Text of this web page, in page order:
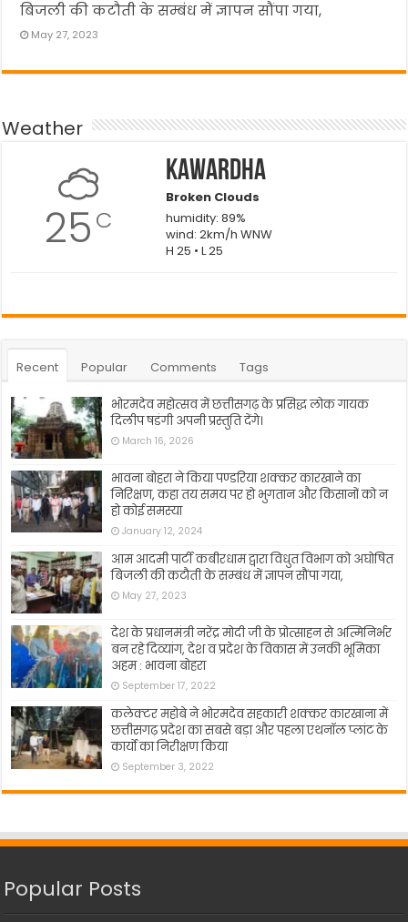
बिजली की कटौती के सम्बंध में ज्ञापन सौंपा गया,
May 27, 2023
Weather
25 C
Kawardha
Broken Clouds
humidity: 89%
wind: 2km/h WNW
H 25 • L 25
Recent Popular Comments Tags
भोरमदेव महोत्सव में छत्तीसगढ़ के प्रसिद्ध लोक गायक
दिलीप षडंगी अपनी प्रस्तुति देंगे।
March 16, 2026
भावना बोहरा ने किया पण्डरिया शक्कर कारखाने का
निरिक्षण, कहा तय समय पर हो भुगतान और किसानों को न
हो कोई समस्या
January 12, 2024
आम आदमी पार्टी कबीरधाम द्वारा विधुत विभाग को अघोषित
बिजली की कटौती के सम्बंध में ज्ञापन सौंपा गया,
May 27, 2023
देश के प्रधानमंत्री नरेंद्र मोदी जी के प्रोत्साहन से अत्मिनिर्भर
बन रहे दिव्यांग, देश व प्रदेश के विकास में उनकी भूमिका
अहम : भावना बोहरा
September 17, 2022
कलेक्टर महोबे ने भोरमदेव सहकारी शक्कर कारखाना में
छत्तीसगढ़ प्रदेश का सबसे बड़ा और पहला एथनॉल प्लांट के
कार्यो का निरीक्षण किया
September 3, 2022
Popular Posts